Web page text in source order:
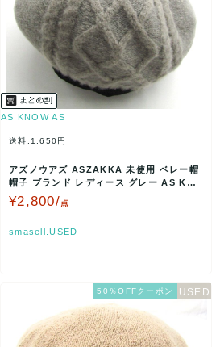
AS KNOW AS
送料:1,650円
アズノウアズ ASZAKKA 未使用 ベレー帽
帽子 ブランド レディース グレー AS KNO
W …
¥2,800/点
smasell.USED
50％OFFクーポン